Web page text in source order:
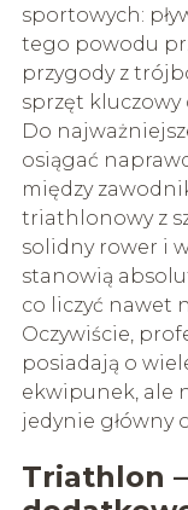
sportowych:
tego powodu
przygody z
sprzęt kluczowy
Do
osiągać
między
triathlonowy z
solidny rower i
stanowią
co liczyć nawet
Oczywiście,
posiadają o
ekwipunek, ale
jedynie główny
Triathlon